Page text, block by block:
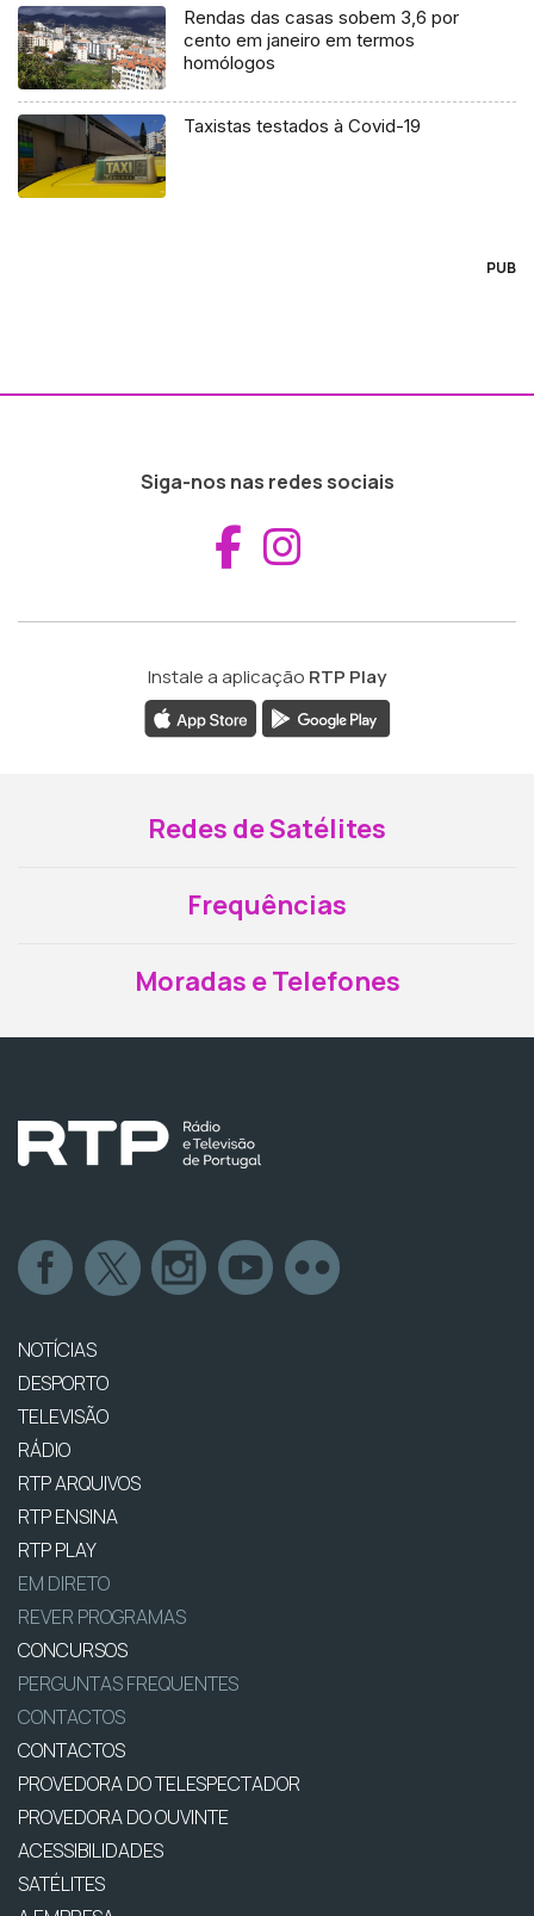
Rendas das casas sobem 3,6 por
cento em janeiro em termos
homólogos
Taxistas testados à Covid-19
PUB
Siga-nos nas redes sociais
Aceder ao
Instale a aplicação RTP Play
Redes de Satélites
Frequências
Moradas e Telefones
NOTÍCIAS
DESPORTO
TELEVISÃO
RÁDIO
RTP ARQUIVOS
RTP ENSINA
RTP PLAY
EM DIRETO
REVER PROGRAMAS
CONCURSOS
PERGUNTAS FREQUENTES
CONTACTOS
CONTACTOS
PROVEDORA DO TELESPECTADOR
PROVEDORA DO OUVINTE
ACESSIBILIDADES
SATÉLITES